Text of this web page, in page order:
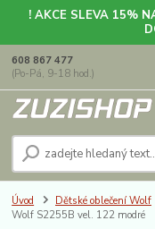
! AKCE SLEVA 15%
608 867 477
(Po-Pá, 9-18 hod.)
Úvod Dětské oblečení Wolf
Wolf S2255B vel. 122 modré